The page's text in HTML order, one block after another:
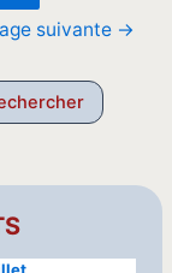
suivante →